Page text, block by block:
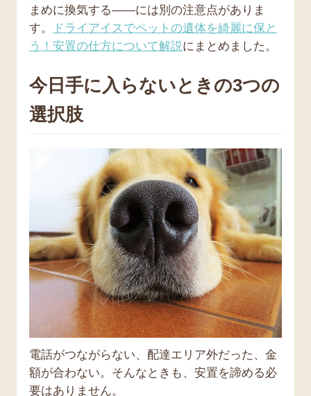
まめに換気する——には別の注意点がありま
す。
ドライアイスでペットの遺体を綺麗に保と
う！安置の仕方について解説にまとめました。
今日手に入らないときの3つの
選択肢
電話がつながらない、配達エリア外だった、金
額が合わない。そんなときも、安置を諦める必
要はありません。